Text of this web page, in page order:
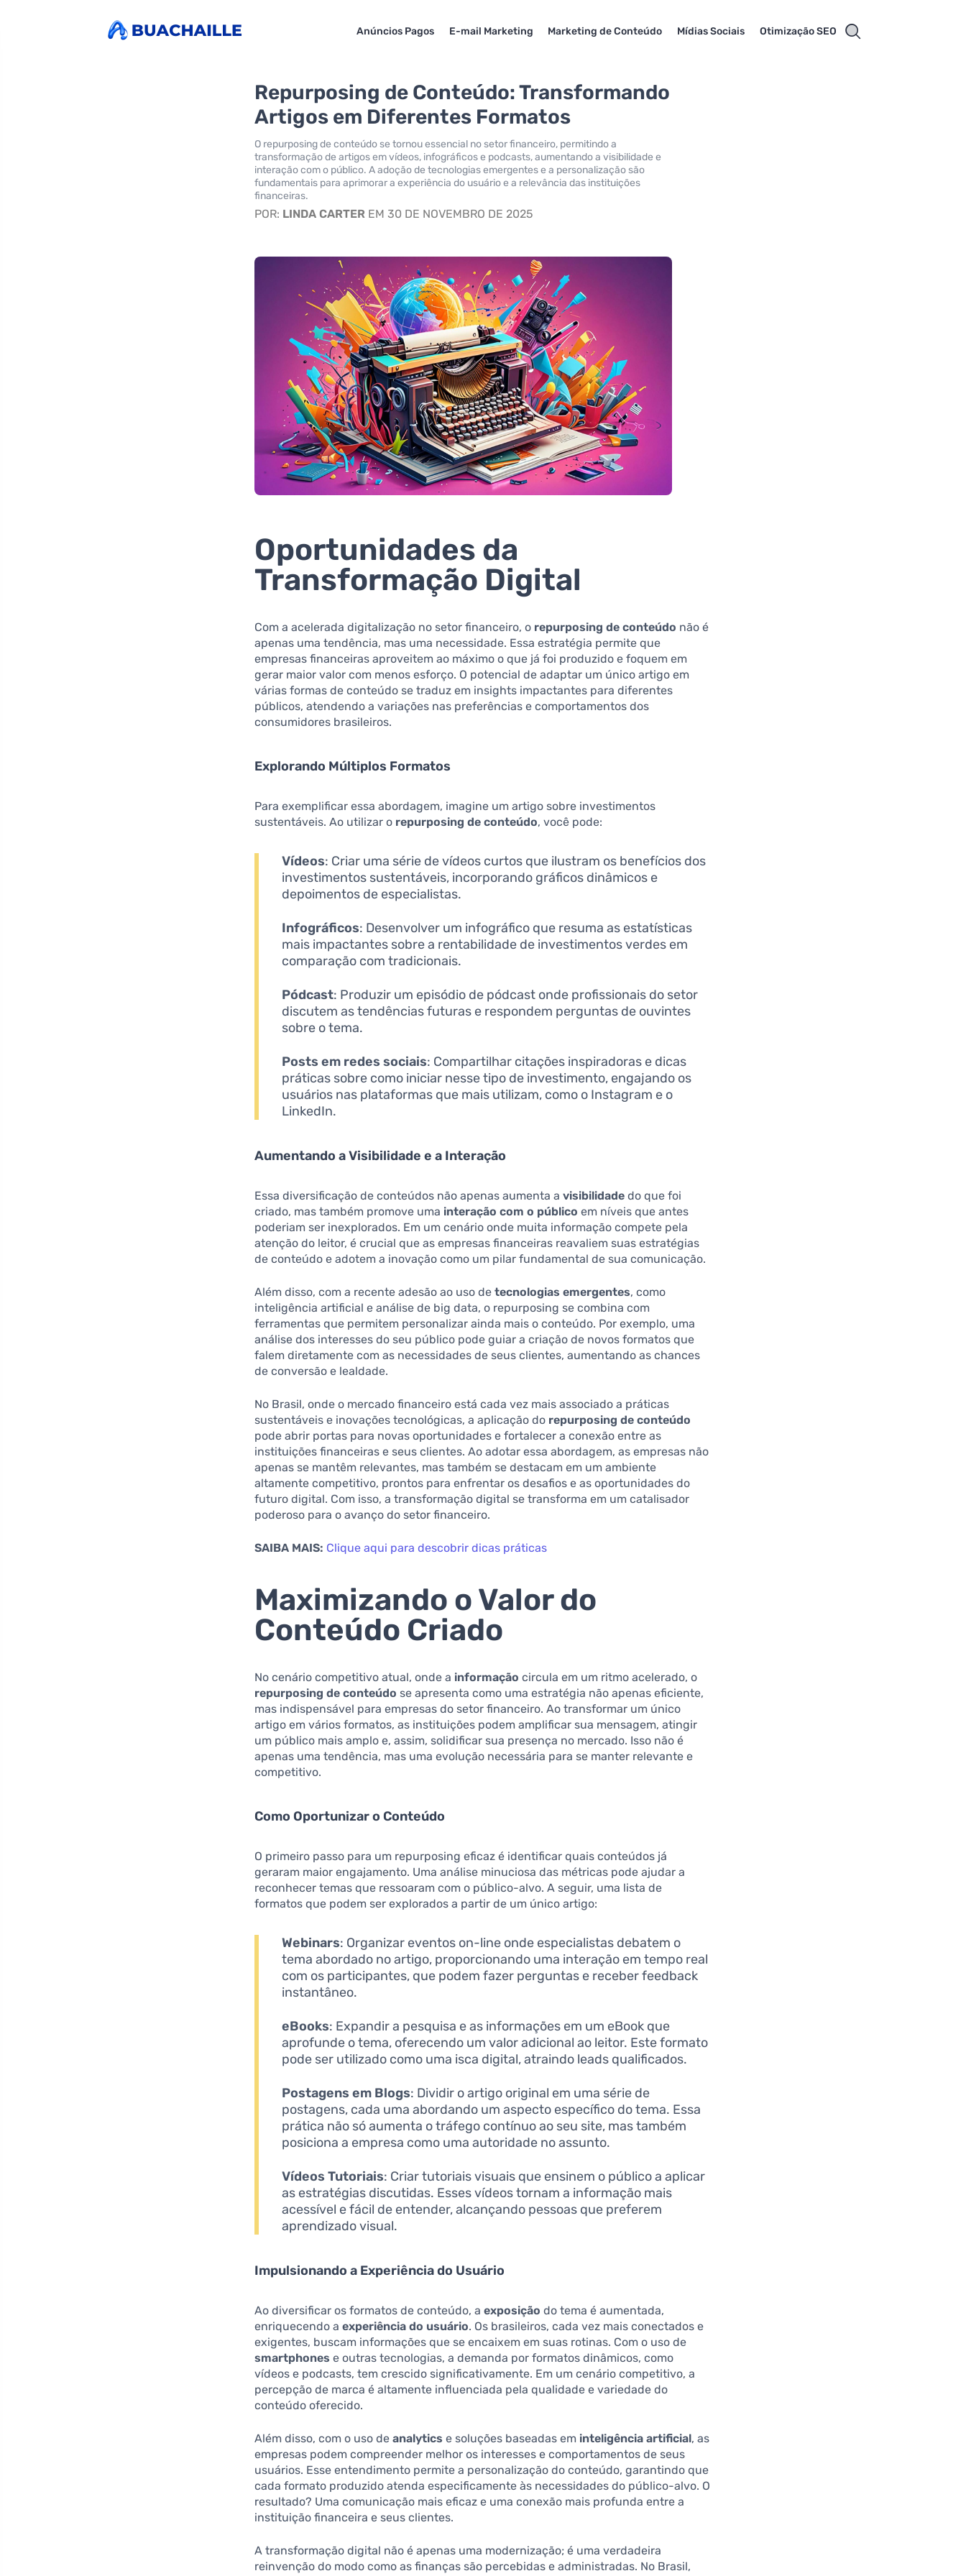
Anúncios Pagos E-mail Marketing Marketing de Conteúdo Mídias Sociais Otimização SEO
Repurposing de Conteúdo: Transformando
Artigos em Diferentes Formatos
O repurposing de conteúdo se tornou essencial no setor financeiro, permitindo a
transformação de artigos em vídeos, infográficos e podcasts, aumentando a visibilidade e
interação com o público. A adoção de tecnologias emergentes e a personalização são
fundamentais para aprimorar a experiência do usuário e a relevância das instituições
financeiras.
POR: LINDA CARTER EM 30 DE NOVEMBRO DE 2025
Oportunidades da
Transformação Digital
Com a acelerada digitalização no setor financeiro, o repurposing de conteúdo não é
apenas uma tendência, mas uma necessidade. Essa estratégia permite que
empresas financeiras aproveitem ao máximo o que já foi produzido e foquem em
gerar maior valor com menos esforço. O potencial de adaptar um único artigo em
várias formas de conteúdo se traduz em insights impactantes para diferentes
públicos, atendendo a variações nas preferências e comportamentos dos
consumidores brasileiros.
Explorando Múltiplos Formatos
Para exemplificar essa abordagem, imagine um artigo sobre investimentos
sustentáveis. Ao utilizar o repurposing de conteúdo, você pode:
Vídeos: Criar uma série de vídeos curtos que ilustram os benefícios dos
investimentos sustentáveis, incorporando gráficos dinâmicos e
depoimentos de especialistas.
Infográficos: Desenvolver um infográfico que resuma as estatísticas
mais impactantes sobre a rentabilidade de investimentos verdes em
comparação com tradicionais.
Pódcast: Produzir um episódio de pódcast onde profissionais do setor
discutem as tendências futuras e respondem perguntas de ouvintes
sobre o tema.
Posts em redes sociais: Compartilhar citações inspiradoras e dicas
práticas sobre como iniciar nesse tipo de investimento, engajando os
usuários nas plataformas que mais utilizam, como o Instagram e o
LinkedIn.
Aumentando a Visibilidade e a Interação
Essa diversificação de conteúdos não apenas aumenta avisibilidade do que foi
criado, mas também promove uma interação com o público em níveis que antes
poderiam ser inexplorados. Em um cenário onde muita informação compete pela
atenção do leitor, é crucial que as empresas financeiras reavaliem suas estratégias
de conteúdo e adotem a inovação como um pilar fundamental de sua comunicação.
Além disso, com a recente adesão ao uso detecnologias emergentes, como
inteligência artificial e análise de big data, o repurposing se combina com
ferramentas que permitem personalizar ainda mais o conteúdo. Por exemplo, uma
análise dos interesses do seu público pode guiar a criação de novos formatos que
falem diretamente com as necessidades de seus clientes, aumentando as chances
de conversão e lealdade.
No Brasil, onde o mercado financeiro está cada vez mais associado a práticas
sustentáveis e inovações tecnológicas, a aplicação do repurposing de conteúdo
pode abrir portas para novas oportunidades e fortalecer a conexão entre as
instituições financeiras e seus clientes. Ao adotar essa abordagem, as empresas não
apenas se mantêm relevantes, mas também se destacam em um ambiente
altamente competitivo, prontos para enfrentar os desafios e as oportunidades do
futuro digital. Com isso, a transformação digital se transforma em um catalisador
poderoso para o avanço do setor financeiro.
SAIBA MAIS: Clique aqui para descobrir dicas práticas
Maximizando o Valor do
Conteúdo Criado
No cenário competitivo atual, onde a informação circula em um ritmo acelerado, o
repurposing de conteúdo se apresenta como uma estratégia não apenas eficiente,
mas indispensável para empresas do setor financeiro. Ao transformar um único
artigo em vários formatos, as instituições podem amplificar sua mensagem, atingir
um público mais amplo e, assim, solidificar sua presença no mercado. Isso não é
apenas uma tendência, mas uma evolução necessária para se manter relevante e
competitivo.
Como Oportunizar o Conteúdo
O primeiro passo para um repurposing eficaz é identificar quais conteúdos já
geraram maior engajamento. Uma análise minuciosa das métricas pode ajudar a
reconhecer temas que ressoaram com o público-alvo. A seguir, uma lista de
formatos que podem ser explorados a partir de um único artigo:
Webinars: Organizar eventos on-line onde especialistas debatem o
tema abordado no artigo, proporcionando uma interação em tempo real
com os participantes, que podem fazer perguntas e receber feedback
instantâneo.
eBooks: Expandir a pesquisa e as informações em um eBook que
aprofunde o tema, oferecendo um valor adicional ao leitor. Este formato
pode ser utilizado como uma isca digital, atraindo leads qualificados.
Postagens em Blogs: Dividir o artigo original em uma série de
postagens, cada uma abordando um aspecto específico do tema. Essa
prática não só aumenta o tráfego contínuo ao seu site, mas também
posiciona a empresa como uma autoridade no assunto.
Vídeos Tutoriais: Criar tutoriais visuais que ensinem o público a aplicar
as estratégias discutidas. Esses vídeos tornam a informação mais
acessível e fácil de entender, alcançando pessoas que preferem
aprendizado visual.
Impulsionando a Experiência do Usuário
Ao diversificar os formatos de conteúdo, aexposição do tema é aumentada,
enriquecendo aexperiência do usuário. Os brasileiros, cada vez mais conectados e
exigentes, buscam informações que se encaixem em suas rotinas. Com o uso de
smartphones e outras tecnologias, a demanda por formatos dinâmicos, como
vídeos e podcasts, tem crescido significativamente. Em um cenário competitivo, a
percepção de marca é altamente influenciada pela qualidade e variedade do
conteúdo oferecido.
Além disso, com o uso deanalytics e soluções baseadas em inteligência artificial, as
empresas podem compreender melhor os interesses e comportamentos de seus
usuários. Esse entendimento permite a personalização do conteúdo, garantindo que
cada formato produzido atenda especificamente às necessidades do público-alvo. O
resultado? Uma comunicação mais eficaz e uma conexão mais profunda entre a
instituição financeira e seus clientes.
A transformação digital não é apenas uma modernização; é uma verdadeira
reinvenção do modo como as finanças são percebidas e administradas. No Brasil,